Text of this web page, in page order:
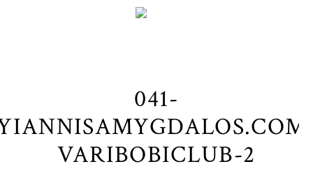
041-
VARIBOBICLUB-2